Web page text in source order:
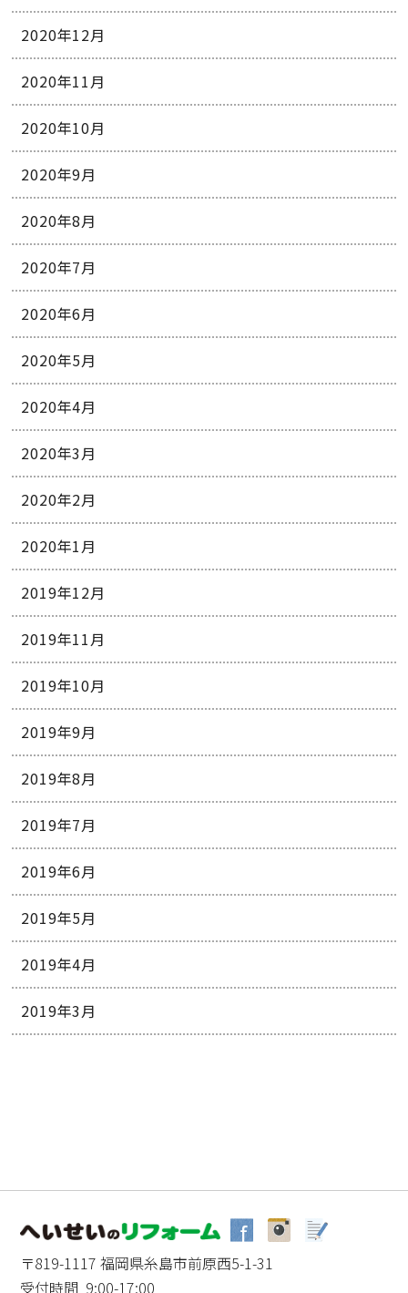
2020年12月
2020年11月
2020年10月
2020年9月
2020年8月
2020年7月
2020年6月
2020年5月
2020年4月
2020年3月
2020年2月
2020年1月
2019年12月
2019年11月
2019年10月
2019年9月
2019年8月
2019年7月
2019年6月
2019年5月
2019年4月
2019年3月
〒819-1117 福岡県糸島市前原西5-1-31
受付時間 9:00-17:00